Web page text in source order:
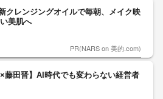
クレンジングオイルで毎朝、メイク映
美肌へ
PR(NARS on 美的.com)
×藤田晋】AI時代でも変わらない経営者